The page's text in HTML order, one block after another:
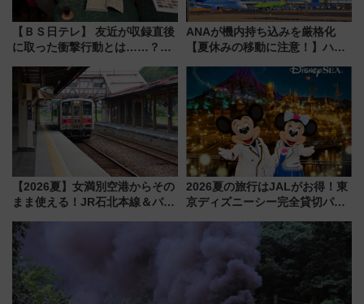
【ＢＳ日テレ】 友近が収録直後
に取った衝撃行動とは……？
で極上の夏祭り鉄道旅を放送
ANAが機内持ち込みを厳格化
【夏休みの移動に注意！】ハン
「身の回り品」新サイズ制限
(40×30×20cm)おさらい
【2026夏】女満別空港からその
まま使える！JR石北本線＆バス
ーパス」でおトクに道東観光
（8/3発売）
2026夏の旅行はJALがお得！東
京ディズニーシー完全貸切パー
ーン始まる 条件は「夏の国内
線に2回搭乗」